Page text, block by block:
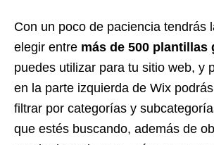
Con un poco de paciencia tendrás
elegir entre más de 500 plantillas
puedes utilizar para tu sitio web, y
en la parte izquierda de Wix
filtrar por categorías y
que estés buscando, además de